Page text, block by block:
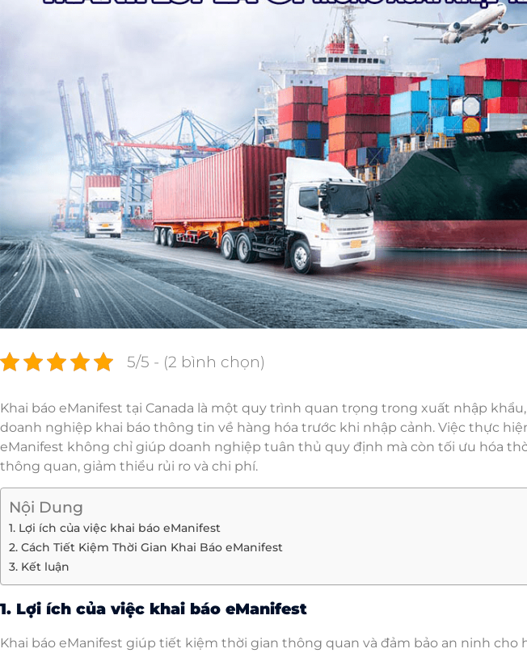
5/5 - (2 bình chọn)
Khai báo eManifest tại Canada là một quy trình quan trọng trong xuất nhập
doanh nghiệp khai báo thông tin về hàng hóa trước khi nhập cảnh. Việc thực
eManifest không chỉ giúp doanh nghiệp tuân thủ quy định mà còn tối ưu hóa
thông quan, giảm thiểu rủi ro và chi phí.
Nội Dung
1. Lợi ích của việc khai báo eManifest
2. Cách Tiết Kiệm Thời Gian Khai Báo eManifest
3. Kết luận
1. Lợi ích của việc khai báo eManifest
Khai báo eManifest giúp tiết kiệm thời gian thông quan và đảm bảo an ninh cho